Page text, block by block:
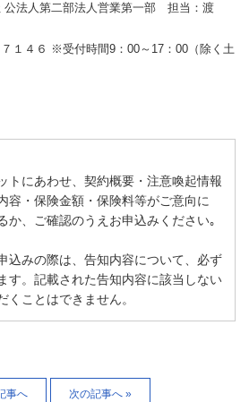
公法人第二部法人営業第一部 担当：渡
１４６ ※受付時間9：00～17：00（除く土
トにあわせ、契約概要・注意喚起情報
容・保険金額・保険料等がご意向に
か、ご確認のうえお申込みください｡
込みの際は、告知内容について、必ず
す。記載された告知内容に該当しない
くことはできません。
事へ 次の記事へ »